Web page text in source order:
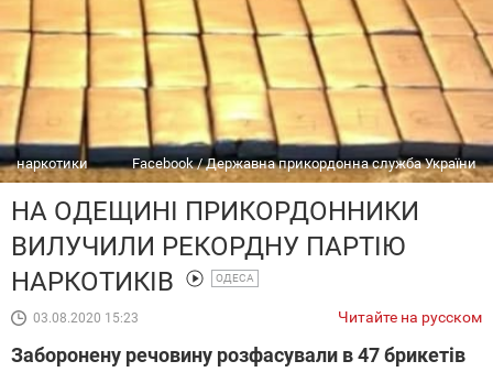
наркотики Facebook / Державна прикордонна служба України
НА ОДЕЩИНІ ПРИКОРДОННИКИ
ВИЛУЧИЛИ РЕКОРДНУ ПАРТІЮ
НАРКОТИКІВ
ОДЕСА
03.08.2020 15:23 Читайте на русском
Заборонену речовину розфасували в 47 брикетів